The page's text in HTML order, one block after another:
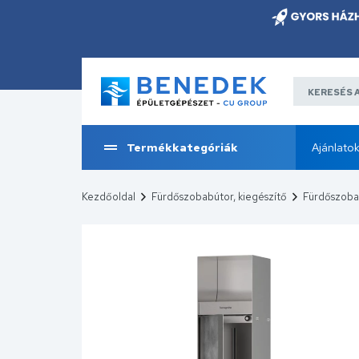
Termékkategóriák Ajánlatok
Kezdőoldal Fürdőszobabútor, kiegészítő